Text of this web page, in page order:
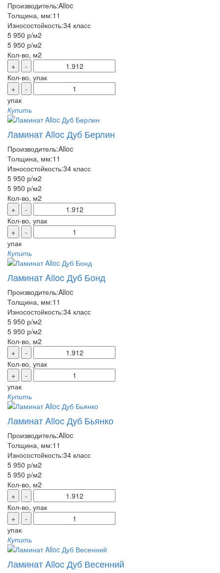
Производитель:Alloc
Толщина, мм:11
Износостойкость:34 класс
5 950 р/м2
5 950 р/м2
Кол-во, м2
+
-
Кол-во, упак
+
-
упак
Купить
Ламинат Alloc Дуб Берлин
Производитель:Alloc
Толщина, мм:11
Износостойкость:34 класс
5 950 р/м2
5 950 р/м2
Кол-во, м2
+
-
Кол-во, упак
+
-
упак
Купить
Ламинат Alloc Дуб Бонд
Производитель:Alloc
Толщина, мм:11
Износостойкость:34 класс
5 950 р/м2
5 950 р/м2
Кол-во, м2
+
-
Кол-во, упак
+
-
упак
Купить
Ламинат Alloc Дуб Бьянко
Производитель:Alloc
Толщина, мм:11
Износостойкость:34 класс
5 950 р/м2
5 950 р/м2
Кол-во, м2
+
-
Кол-во, упак
+
-
упак
Купить
Ламинат Alloc Дуб Весенний